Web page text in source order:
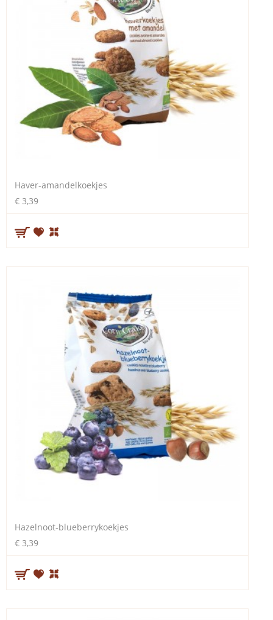
Haver-amandelkoekjes
€ 3,39
Hazelnoot-blueberrykoekjes
€ 3,39